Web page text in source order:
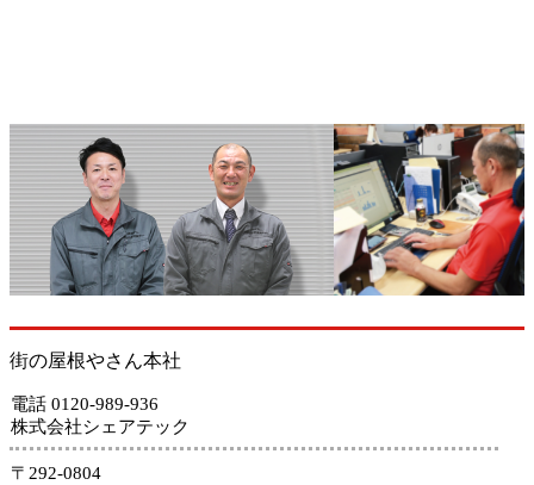
街の屋根やさん本社
電話 0120-989-936
株式会社シェアテック
〒292-0804